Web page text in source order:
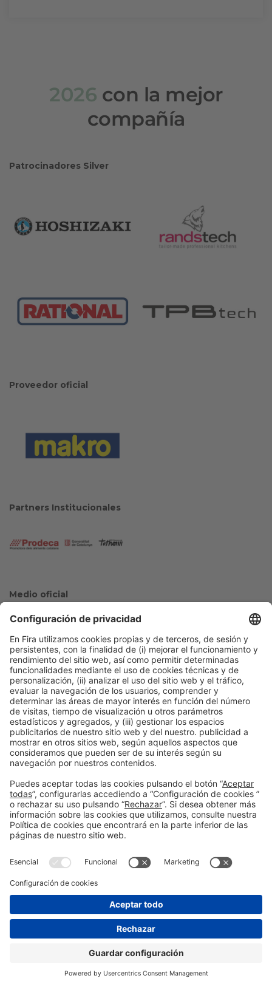
2026 con la mejor
compañía
Patrocinadores Silver
Proveedor oficial
Partners Institucionales
Medio oficial
Colaboradores